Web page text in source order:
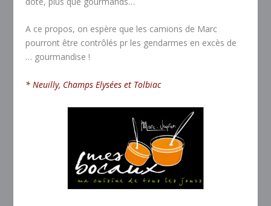
A ce propos, on espère que les camions de Marc
pourront être contrôlés pr les gendarmes en excès de
… gourmandise !
* Neuilly, Champs Elysées et Tolbiac